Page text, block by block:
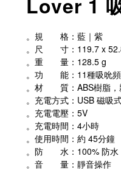
Lover 1
。規　　格：藍｜紫
。尺　　寸：119.7 x
。重　　量：128.5 g
。功　　能：11種吸吮
。材　　質：ABS樹脂
。充電方式：USB 磁吸
。充電電壓：5V
。充電時間：4小時
。使用時間：約 45分鐘
。防　　水：100% 防水
。音　　量：靜音操作